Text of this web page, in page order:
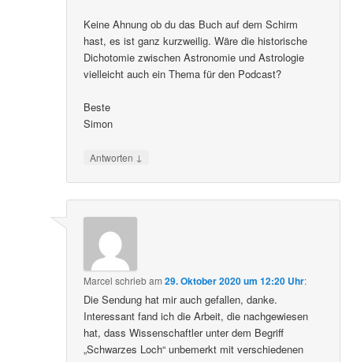
Keine Ahnung ob du das Buch auf dem Schirm
hast, es ist ganz kurzweilig. Wäre die historische
Dichotomie zwischen Astronomie und Astrologie
vielleicht auch ein Thema für den Podcast?
Beste
Simon
Antworten ↓
Marcel schriebam29. Oktober 2020 um 12:20 Uhr:
Die Sendung hat mir auch gefallen, danke.
Interessant fand ich die Arbeit, die nachgewiesen
hat, dass Wissenschaftler unter dem Begriff
„Schwarzes Loch“ unbemerkt mit verschiedenen